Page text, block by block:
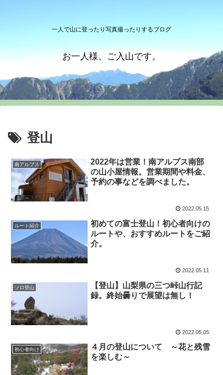
一人で山に登ったり写真撮ったりするブログ
お一人様、ご入山です。
登山
南アルプス
2022年は営業！南アルプス南部
の山小屋情報。営業期間や料金、
予約の事などを調べました。
2022.05.15
ルート紹介
初めての富士登山！初心者向けの
ルートや、おすすめルートをご紹
介。
2022.05.11
ソロ登山
【登山】山梨県の三つ峠山行記
録。終始曇りで展望は無し！
2022.05.05
初心者向け
４月の登山について ～花と残雪
を楽しむ～